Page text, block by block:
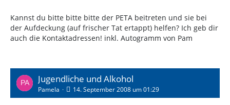
Kannst du bitte bitte bitte der PETA beitreten und sie bei
der Aufdeckung (auf frischer Tat ertappt) helfen? Ich geb dir
auch die Kontaktadressen! inkl. Autogramm von Pam
Jugendliche und Alkohol
Pamela 14. September 2008 um 01:29